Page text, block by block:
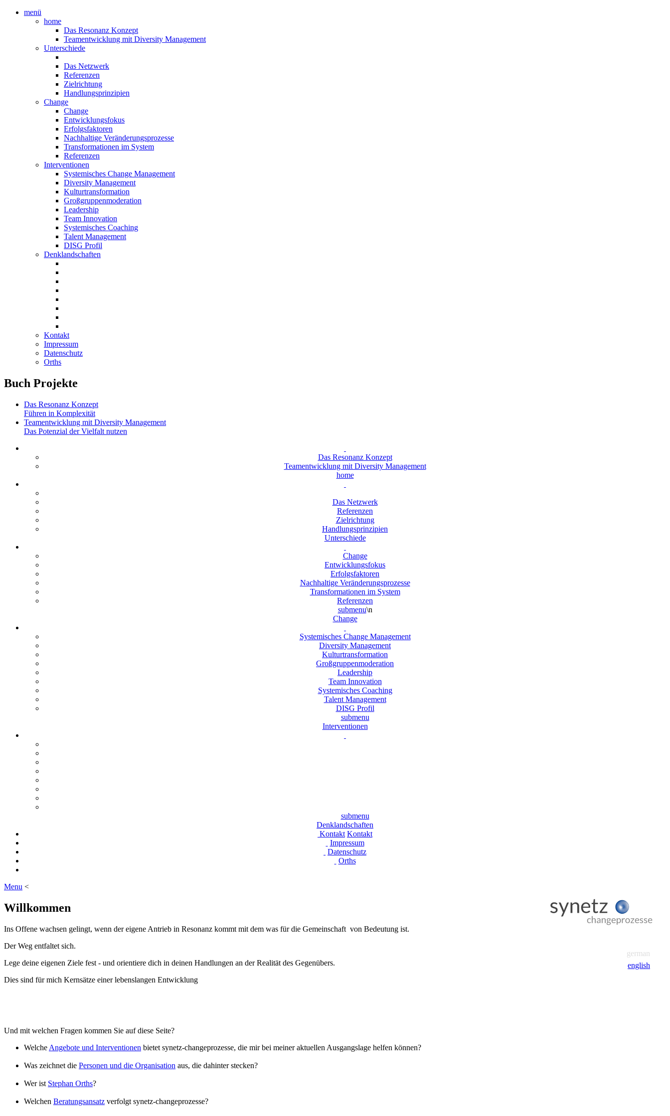
menü
home
Das Resonanz Konzept
Teamentwicklung mit Diversity Management
Unterschiede
Das Netzwerk
Referenzen
Zielrichtung
Handlungsprinzipien
Change
Change
Entwicklungsfokus
Erfolgsfaktoren
Nachhaltige Veränderungsprozesse
Transformationen im System
Referenzen
Interventionen
Systemisches Change Management
Diversity Management
Kulturtransformation
Großgruppenmoderation
Leadership
Team Innovation
Systemisches Coaching
Talent Management
DISG Profil
Denklandschaften
Kontakt
Impressum
Datenschutz
Orths
Buch Projekte
Das Resonanz Konzept
Führen in Komplexität
Teamentwicklung mit Diversity Management
Das Potenzial der Vielfalt nutzen
Das Resonanz Konzept
Teamentwicklung mit Diversity Management
home
Das Netzwerk
Referenzen
Zielrichtung
Handlungsprinzipien
Unterschiede
Change
Entwicklungsfokus
Erfolgsfaktoren
Nachhaltige Veränderungsprozesse
Transformationen im System
Referenzen
submenu\n
Change
Systemisches Change Management
Diversity Management
Kulturtransformation
Großgruppenmoderation
Leadership
Team Innovation
Systemisches Coaching
Talent Management
DISG Profil
submenu
Interventionen
submenu
Denklandschaften
Kontakt Kontakt
Impressum
Datenschutz
Orths
Menu <
german
english
Willkommen
Ins Offene wachsen gelingt, wenn der eigene Antrieb in Resonanz kommt mit dem was für die Gemeinschaft von Bedeutung ist.
Der Weg entfaltet sich.
Lege deine eigenen Ziele fest - und orientiere dich in deinen Handlungen an der Realität des Gegenübers.
Dies sind für mich Kernsätze einer lebenslangen Entwicklung
Und mit welchen Fragen kommen Sie auf diese Seite?
Welche Angebote und Interventionen bietet synetz-changeprozesse, die mir bei meiner aktuellen Ausgangslage helfen können?
Was zeichnet die Personen und die Organisation aus, die dahinter stecken?
Wer ist Stephan Orths?
Welchen Beratungsansatz verfolgt synetz-changeprozesse?